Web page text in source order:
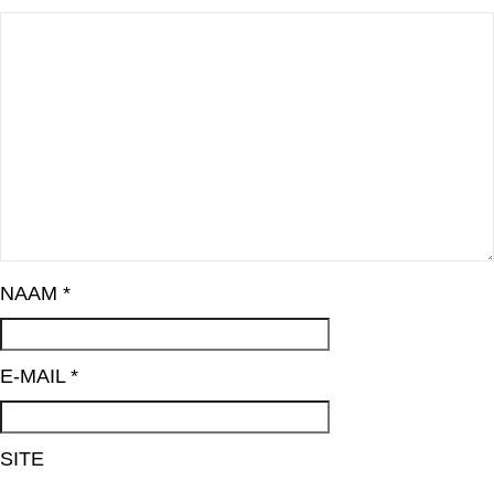
NAAM *
E-MAIL *
SITE